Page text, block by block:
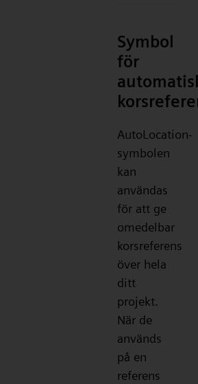
Symbol
för
AutoLocation-
symbolen
kan
användas
för att ge
omedelbar
korsreferens
över hela
ditt
projekt.
När de
används
på en
referens